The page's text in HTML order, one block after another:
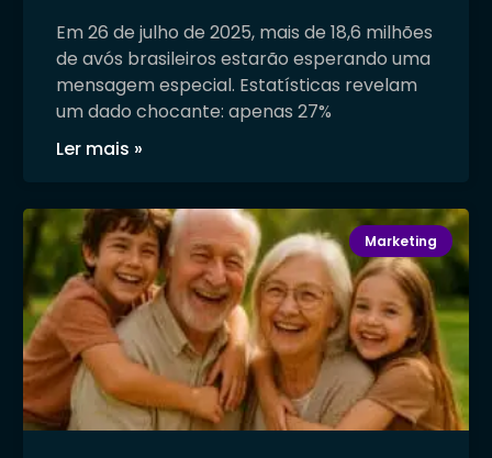
Em 26 de julho de 2025, mais de 18,6 milhões
de avós brasileiros estarão esperando uma
mensagem especial. Estatísticas revelam
um dado chocante: apenas 27%
Ler mais »
Marketing